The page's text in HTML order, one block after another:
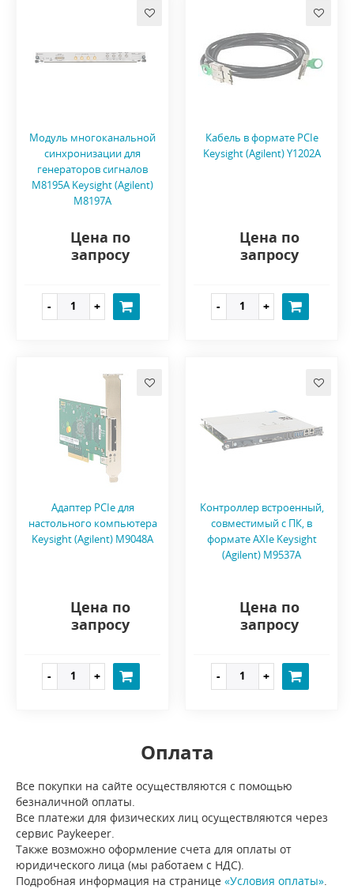
Модуль многоканальной
синхронизации для
генераторов сигналов
M8195A Keysight (Agilent)
M8197A
Цена по
запросу
Кабель в формате PCIe
Keysight (Agilent) Y1202A
Цена по
запросу
Адаптер PCIe для
настольного компьютера
Keysight (Agilent) M9048A
Цена по
запросу
Контроллер встроенный,
совместимый с ПК, в
формате AXIe Keysight
(Agilent) M9537A
Цена по
запросу
Оплата
Все покупки на сайте осуществляются с помощью
безналичной оплаты.
Все платежи для физических лиц осуществляются через
сервис Paykeeper.
Также возможно оформление счета для оплаты от
юридического лица (мы работаем с НДС).
Подробная информация на странице «Условия оплаты»